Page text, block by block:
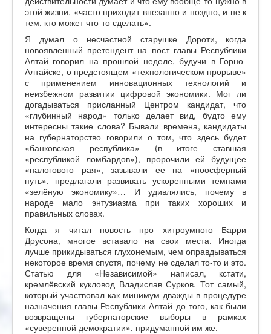
этой жизни, «часто приходит внезапно и поздно, и не к
тем, кто может что-то сделать».
Я думал о несчастной старушке Дороти, когда
новоявленный претендент на пост главы Республики
Алтай говорил на прошлой неделе, будучи в Горно-
Алтайске, о предстоящем «технологическом прорыве»
с применением инновационных технологий и
неизбежном развитии цифровой экономики. Мог ли
догадываться присланный Центром кандидат, что
«глубинный народ» только делает вид, будто ему
интересны такие слова? Бывали времена, кандидаты
на губернаторство говорили о том, что здесь будет
«банковская республика» (в итоге ставшая
«республикой ломбардов»), пророчили ей будущее
«налогового рая», зазывали ее на «ноосферный
путь», предлагали развивать ускоренными темпами
«зелёную экономику»… И удивлялись, почему в
народе мало энтузиазма при таких хороших и
правильных словах.
Когда я читал новость про хитроумного Барри
Доусона, многое вставало на свои места. Иногда
лучше прикидываться глухонемым, чем оправдываться
некоторое время спустя, почему не сделал то-то и это.
Статью для «Независимой» написал, кстати,
кремлёвский кукловод Владислав Сурков. Тот самый,
который участвовал как минимум дважды в процедуре
назначения главы Республики Алтай до того, как были
возвращены губернаторские выборы в рамках
«суверенной демократии», придуманной им же.